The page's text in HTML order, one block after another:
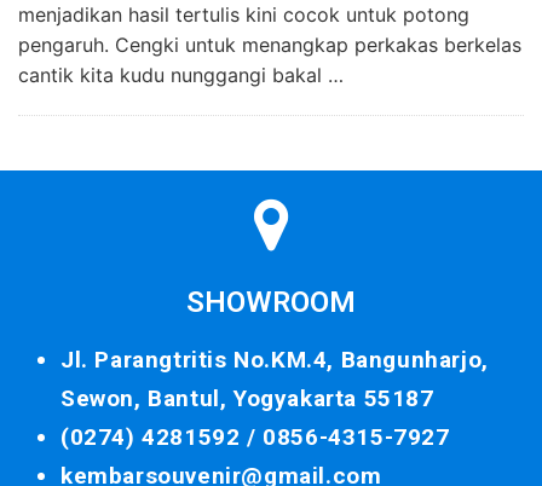
menjadikan hasil tertulis kini cocok untuk potong
pengaruh. Cengki untuk menangkap perkakas berkelas
cantik kita kudu nunggangi bakal …
SHOWROOM
Jl. Parangtritis No.KM.4, Bangunharjo,
Sewon, Bantul, Yogyakarta 55187
(0274) 4281592 / 0856-4315-7927
kembarsouvenir@gmail.com